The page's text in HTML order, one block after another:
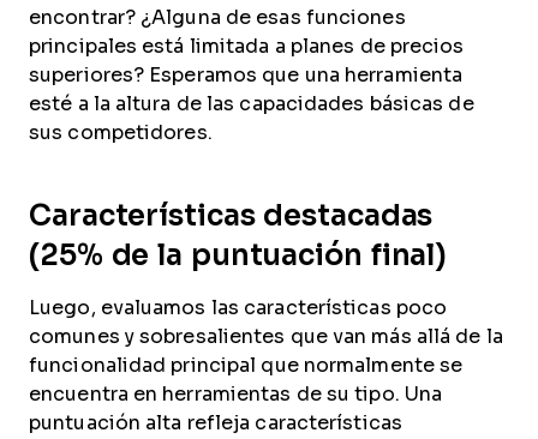
encontrar? ¿Alguna de esas funciones
principales está limitada a planes de precios
superiores? Esperamos que una herramienta
esté a la altura de las capacidades básicas de
sus competidores.
Características destacadas
(25% de la puntuación final)
Luego, evaluamos las características poco
comunes y sobresalientes que van más allá de la
funcionalidad principal que normalmente se
encuentra en herramientas de su tipo. Una
puntuación alta refleja características